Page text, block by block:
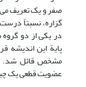
صفر و یک تعریف
گزاره، نسبتاً
در یکی از دو
پایة این اندیشه
مشخص قائل شد.
عضویت قطعی یک